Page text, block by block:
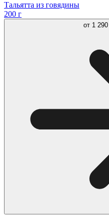
Тальятта из говядины
200 г
от 1